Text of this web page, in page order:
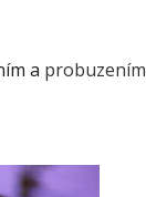
a probuzením